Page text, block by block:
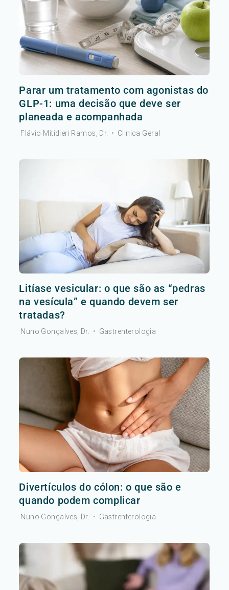
Parar um tratamento com agonistas do
GLP-1: uma decisão que deve ser
planeada e acompanhada
Flávio Mitidieri Ramos, Dr. • Clinica Geral
Litíase vesicular: o que são as “pedras
na vesícula” e quando devem ser
tratadas?
Nuno Gonçalves, Dr. • Gastrenterologia
Divertículos do cólon: o que são e
quando podem complicar
Nuno Gonçalves, Dr. • Gastrenterologia